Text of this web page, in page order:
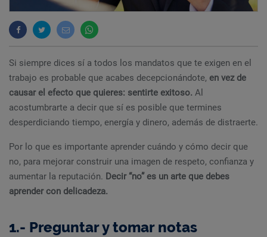
Si siempre dices sí a todos los mandatos que te exigen en el
trabajo es probable que acabes decepcionándote, en vez de
causar el efecto que quieres: sentirte exitoso. Al
acostumbrarte a decir que sí es posible que termines
desperdiciando tiempo, energía y dinero, además de distraerte.
Por lo que es importante aprender cuándo y cómo decir que
no, para mejorar construir una imagen de respeto, confianza y
aumentar la reputación. Decir “no” es un arte que debes
aprender con delicadeza.
1.- Preguntar y tomar notas